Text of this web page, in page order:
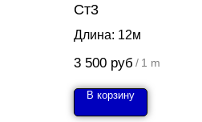
Ст3
Длина: 12м
3 500 руб / 1 m
В корзину